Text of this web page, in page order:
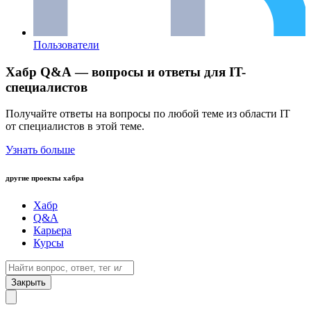
Пользователи
Хабр Q&A — вопросы и ответы для IT-
специалистов
Получайте ответы на вопросы по любой теме из области IT
от специалистов в этой теме.
Узнать больше
другие проекты хабра
Хабр
Q&A
Карьера
Курсы
Закрыть